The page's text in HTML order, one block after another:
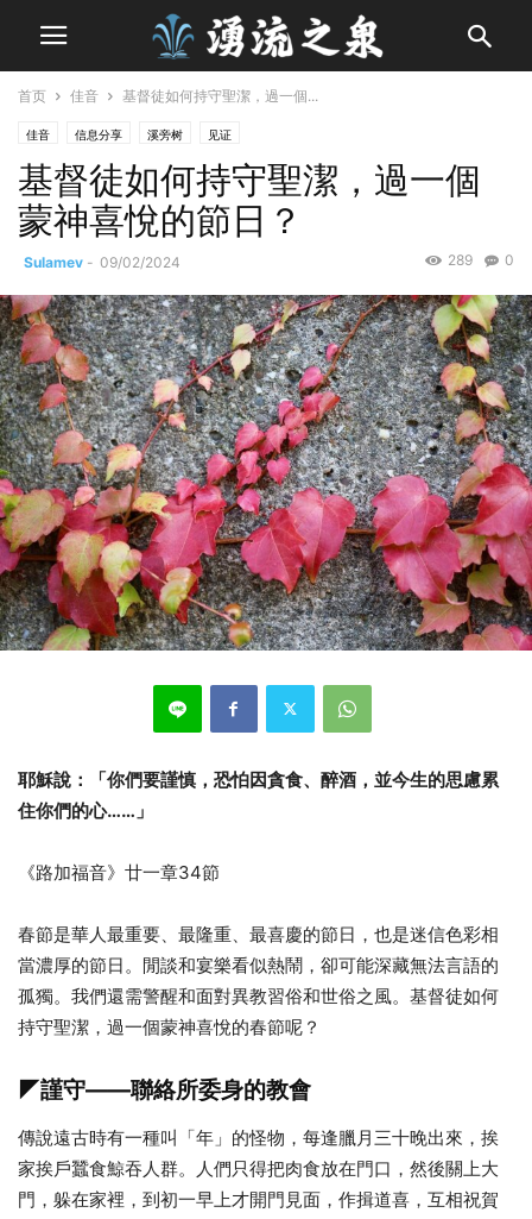
首页 佳音 基督徒如何持守聖潔，過一個...
佳音 信息分享 溪旁树 见证
基督徒如何持守聖潔，過一個
蒙神喜悅的節日？
Sulamev - 09/02/2024 0
289
耶穌說：「你們要謹慎，恐怕因貪食、醉酒，並今生的思慮累
住你們的心…… 」
《路加福音》廿一章34節
春節是華人最重要、最隆重、最喜慶的節日，也是迷信色彩相
當濃厚的節日。閒談和宴樂看似熱鬧，卻可能深藏無法言語的
孤獨。我們還需警醒和面對異教習俗和世俗之風。基督徒如何
持守聖潔，過一個蒙神喜悅的春節呢？
◤謹守——聯絡所委身的教會
傳說遠古時有一種叫「年」的怪物，每逢臘月三十晚出來，挨
家挨戶蠶食鯨吞人群。人們只得把肉食放在門口，然後關上大
門，躲在家裡，到初一早上才開門見面，作揖道喜，互相祝賀